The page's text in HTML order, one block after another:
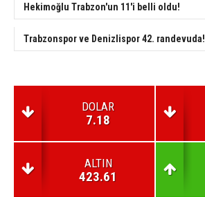
Hekimoğlu Trabzon'un 11'i belli oldu!
Trabzonspor ve Denizlispor 42. randevuda!
DOLAR
7.18
ALTIN
423.61